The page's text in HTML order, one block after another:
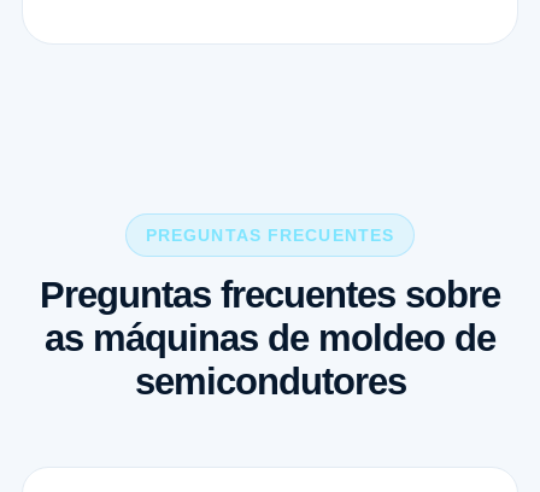
PREGUNTAS FRECUENTES
Preguntas frecuentes sobre
as máquinas de moldeo de
semicondutores